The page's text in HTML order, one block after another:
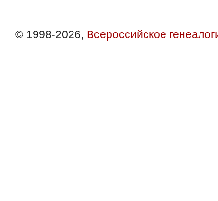
© 1998-2026, Всероссийское